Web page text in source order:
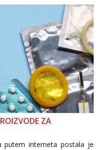
ZA
putem interneta postala je